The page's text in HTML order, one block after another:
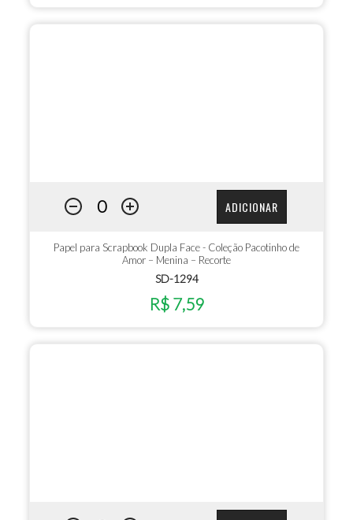
ADICIONAR
Papel para Scrapbook Dupla Face - Coleção Pacotinho de
Amor – Menina – Recorte
SD-1294
R$ 7,59